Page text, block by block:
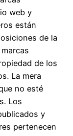
web y
están
de la
de los
La mera
no esté
Los
y
pertenecen